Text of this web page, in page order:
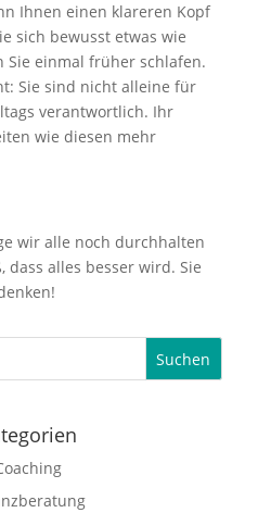
Ihnen einen klareren Kopf
sich bewusst etwas wie
Sie einmal früher schlafen.
Sie sind nicht alleine für
verantwortlich. Ihr
wie diesen mehr
wir alle noch durchhalten
dass alles besser wird. Sie
Suchen